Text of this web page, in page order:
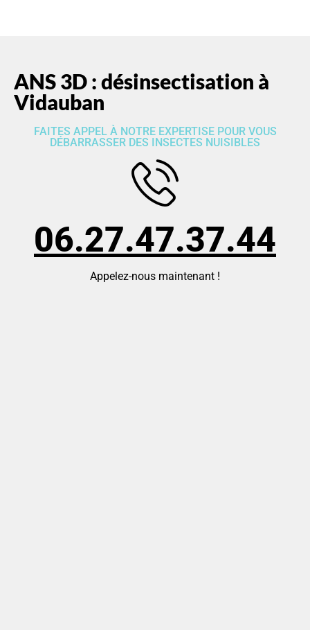
ANS 3D : désinsectisation à
Vidauban
FAITES APPEL À NOTRE EXPERTISE POUR VOUS
DÉBARRASSER DES INSECTES NUISIBLES
06.27.47.37.44
Appelez-nous maintenant !